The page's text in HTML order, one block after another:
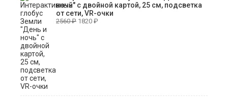
ночь" с двойной картой, 25 см, подсветка
от сети, VR-очки
2560₽ 1820 ₽